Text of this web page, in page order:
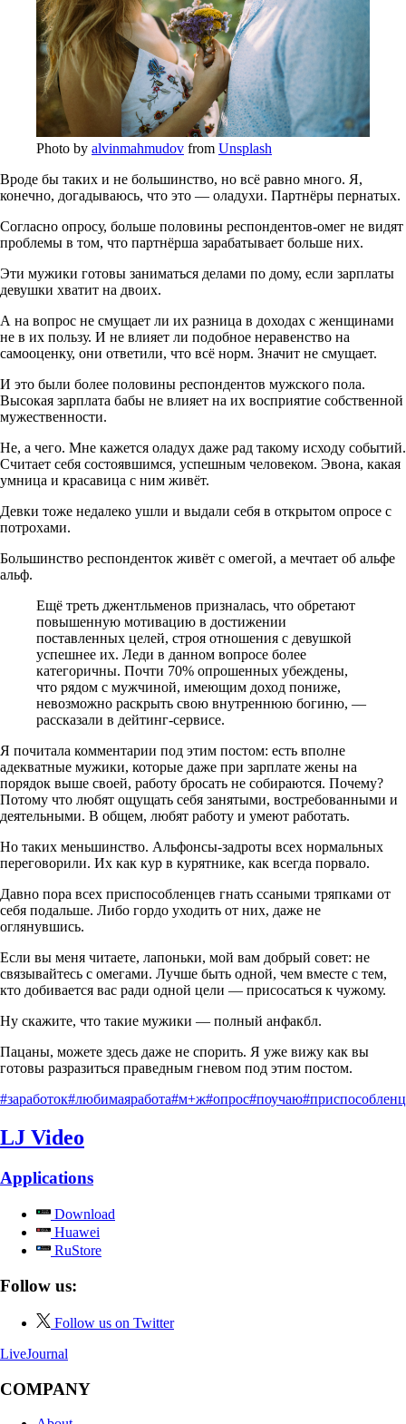
Photo by alvinmahmudov from Unsplash
Вроде бы таких и не большинство, но всё равно много. Я,
конечно, догадываюсь, что это — оладухи. Партнёры пернатых.
Согласно опросу, больше половины респондентов-омег не видят
проблемы в том, что партнёрша зарабатывает больше них.
Эти мужики готовы заниматься делами по дому, если зарплаты
девушки хватит на двоих.
А на вопрос не смущает ли их разница в доходах с женщинами
не в их пользу. И не влияет ли подобное неравенство на
самооценку, они ответили, что всё норм. Значит не смущает.
И это были более половины респондентов мужского пола.
Высокая зарплата бабы не влияет на их восприятие собственной
мужественности.
Не, а чего. Мне кажется оладух даже рад такому исходу событий.
Считает себя состоявшимся, успешным человеком. Эвона, какая
умница и красавица с ним живёт.
Девки тоже недалеко ушли и выдали себя в открытом опросе с
потрохами.
Большинство респонденток живёт с омегой, а мечтает об альфе
альф.
Ещё треть джентльменов призналась, что обретают
повышенную мотивацию в достижении
поставленных целей, строя отношения с девушкой
успешнее их. Леди в данном вопросе более
категоричны. Почти 70% опрошенных убеждены,
что рядом с мужчиной, имеющим доход пониже,
невозможно раскрыть свою внутреннюю богиню, —
рассказали в дейтинг-сервисе.
Я почитала комментарии под этим постом: есть вполне
адекватные мужики, которые даже при зарплате жены на
порядок выше своей, работу бросать не собираются. Почему?
Потому что любят ощущать себя занятыми, востребованными и
деятельными. В общем, любят работу и умеют работать.
Но таких меньшинство. Альфонсы-задроты всех нормальных
переговорили. Их как кур в курятнике, как всегда порвало.
Давно пора всех приспособленцев гнать ссаными тряпками от
себя подальше. Либо гордо уходить от них, даже не
оглянувшись.
Если вы меня читаете, лапоньки, мой вам добрый совет: не
связывайтесь с омегами. Лучше быть одной, чем вместе с тем,
кто добивается вас ради одной цели — присосаться к чужому.
Ну скажите, что такие мужики — полный анфакбл.
Пацаны, можете здесь даже не спорить. Я уже вижу как вы
готовы разразиться праведным гневом под этим постом.
#заработок#любимаяработа#м+ж#опрос#поучаю
LJ Video
Applications
Download
Huawei
RuStore
Follow us:
Follow us on Twitter
LiveJournal
COMPANY